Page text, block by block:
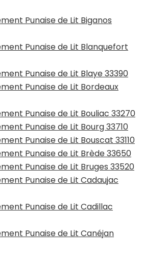
Punaise de Lit Biganos
Punaise de Lit Blanquefort
Punaise de Lit Blaye 33390
Punaise de Lit Bordeaux
Punaise de Lit Bouliac 33270
Punaise de Lit Bourg 33710
Punaise de Lit Bouscat 33110
Punaise de Lit Brède 33650
Punaise de Lit Bruges 33520
Punaise de Lit Cadaujac
Punaise de Lit Cadillac
Punaise de Lit Canéjan